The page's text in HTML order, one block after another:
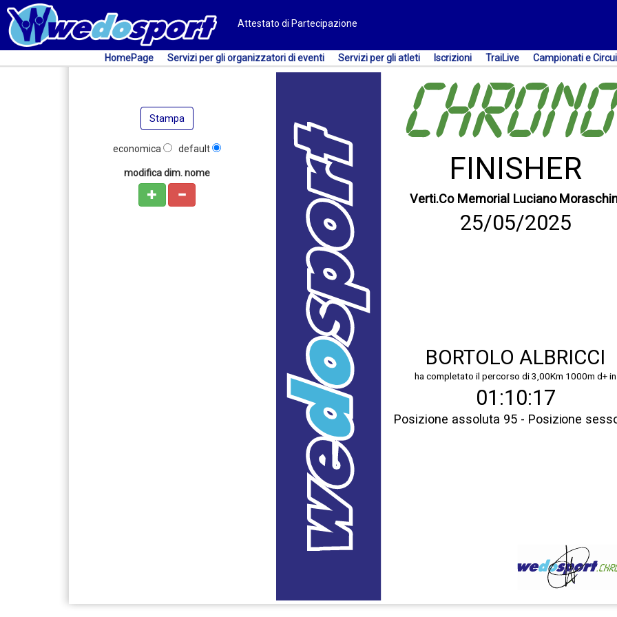
Attestato di Partecipazione
HomePage Servizi per gli organizzatori di eventi Servizi per gli atleti Iscrizioni TraiLive Campionati e
Stampa
economica default
modifica dim. nome FINISHER
Verti.Co Memorial Luciano
BORTOLO ALBRICCI
ha completato il percorso di 3,00Km 1000m d+ in
Posizione assoluta 95 - Posizione
01:10:17
25/05/2025